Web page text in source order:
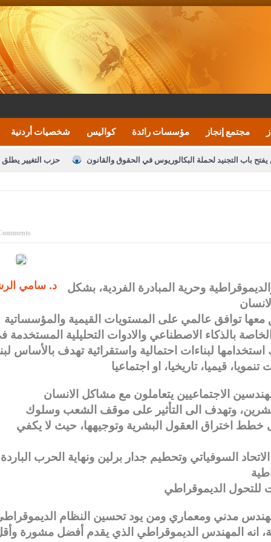
شخصيات أردنية كواليس مؤسسات رائدة مجتمع إنجاز
حزب التغيير باب التجنيد لحملة البكالوريوس في الحقوق والقانون
دعوة المكلفين بخدمة العلم
د. سامي وحرية المبادرة الفردية، بشكل
بالذكاء الاصطناعي والادوات التحليلية المستخدمة
لبناءات احتمالية واستقرائية تهدف بالأساس
وتهدف الى التأثير على موقف الشعب وسلوك
اختراق العقول البشرية وتوجيهها، حيث لا يكفي
السوفياتي وتحطيم جدار برلين ونهاية الحرب
للتحول الديموقراطي
بمهندس مدني ومعماري ومن يود تحسين النظام
انه المهندس الديموقراطي الذي يقدم أفضل مشورة